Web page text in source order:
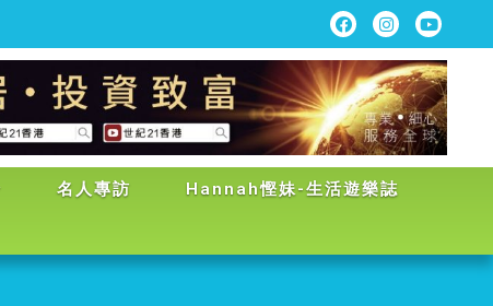
名人專訪 Hannah慳妹-生活遊樂誌